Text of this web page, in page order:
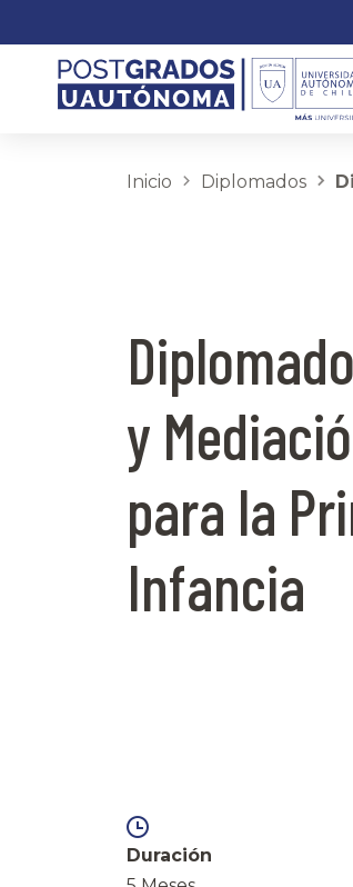
Inicio Diplomados
y
para la
Infancia
Duración